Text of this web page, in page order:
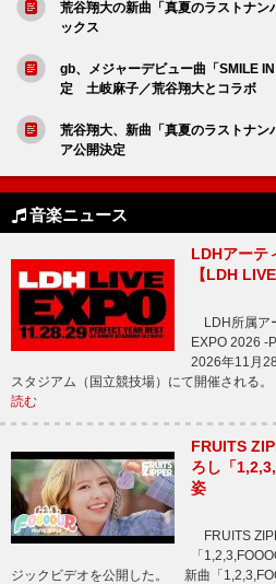
荒谷翔大の新曲「真夏のラストナン
ックス
gb、メジャーデビュー曲「SMILE
定 土岐麻子／荒谷翔大とコラボ
荒谷翔大、新曲「真夏のラストナン
ア公開決定
音楽ニュース
LDHアーテ
【LDH
LDH所属ア
EXPO 2026 -
2026年11月
スタジアム（国立競技場）にて開催され
読む
FRUITS
ろし「
姿
FRUITS
「
ジックビデオを公開した。 新曲「